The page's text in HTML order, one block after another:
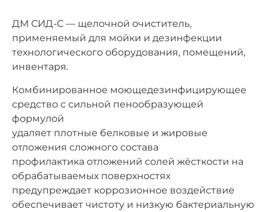
ДМ СИД-С — щелочной очиститель,
применяемый для мойки и дезинфекции
технологического оборудования, помещений,
инвентаря.
Комбинированное моюще­дезинфицирующее
средство с сильной пенообразующей
формулой
удаляет плотные белковые и жировые
отложения сложного состава
профилактика отложений солей жёсткости на
обрабатываемых поверхностях
предупреждает коррозионное воздействие
обеспечивает чистоту и низкую бактериальную